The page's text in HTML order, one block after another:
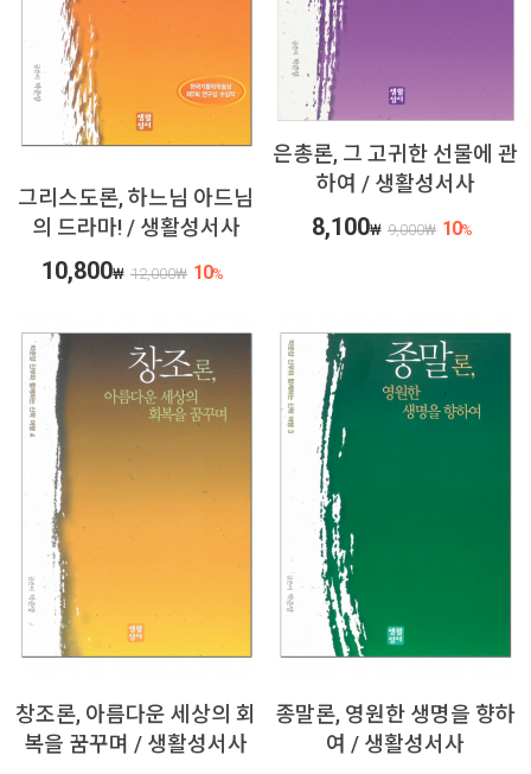
그리스도론, 하느님 아드님
의 드라마! / 생활성서사
10,800₩ 12,000₩ 10%
은총론, 그 고귀한 선물에 관
하여 / 생활성서사
8,100₩ 9,000₩ 10%
창조론, 아름다운 세상의 회
복을 꿈꾸며 / 생활성서사
종말론, 영원한 생명을 향하
여 / 생활성서사